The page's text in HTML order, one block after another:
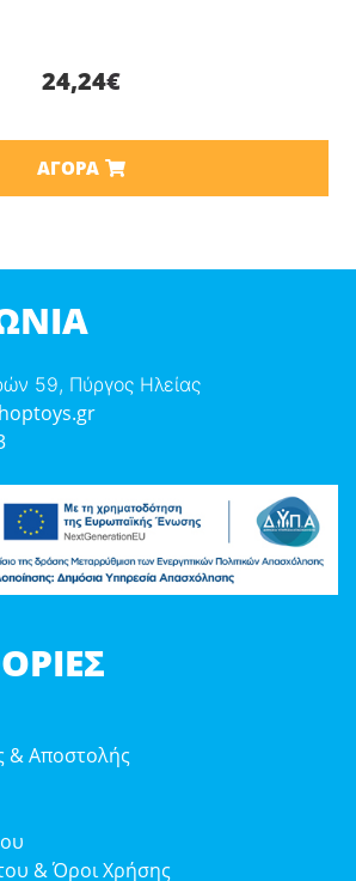
24,24€
ΑΓΟΡΆ
59, Πύργος Ηλείας
& Αποστολής
& Όροι Χρήσης